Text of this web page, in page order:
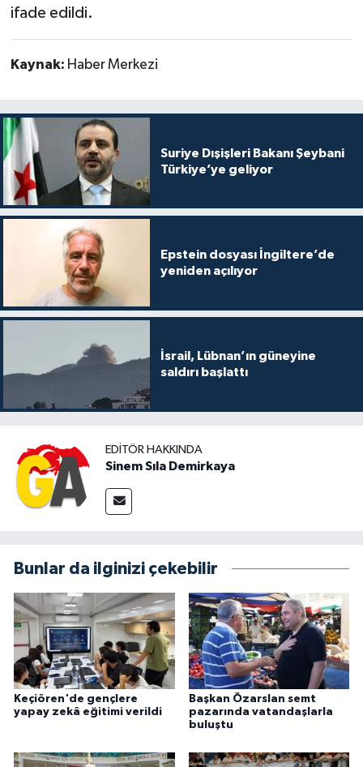
ifade edildi.
Kaynak: Haber Merkezi
Suriye Dışişleri Bakanı Şeybani
Türkiye’ye geliyor
Epstein dosyası İngiltere’de
yeniden açılıyor
İsrail, Lübnan’ın güneyine
saldırı başlattı
EDITÖR HAKKINDA
Sinem Sıla Demirkaya
Bunlar da ilginizi çekebilir
Keçiören'de gençlere
yapay zekâ eğitimi verildi
Başkan Özarslan semt
pazarında vatandaşlarla
buluştu